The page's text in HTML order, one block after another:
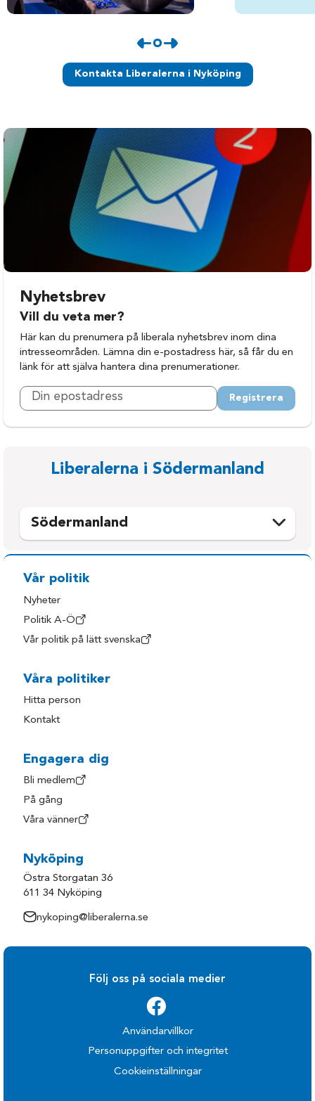
Kontakta Liberalerna i Nyköping
Nyhetsbrev
Vill du veta mer?
Här kan du prenumera på liberala nyhetsbrev inom dina
intresseområden. Lämna din e-postadress här, så får du en
länk för att själva hantera dina prenumerationer.
Registrera
Liberalerna i Södermanland
Södermanland
Flen
Gnesta
Katrineholm
Nyköping
Vår politik
Nyheter
Politik A-Ö
Vår politik på lätt svenska
Våra politiker
Hitta person
Kontakt
Engagera dig
Bli medlem
På gång
Våra vänner
Nyköping
Östra Storgatan 36
611 34 Nyköping
nykoping@liberalerna.se
Följ oss på sociala medier
Användarvillkor
Personuppgifter och integritet
Cookieinställningar